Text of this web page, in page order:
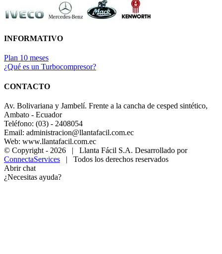
INFORMATIVO
Plan 10 meses
¿Qué es un Turbocompresor?
CONTACTO
Av. Bolivariana y Jambelí. Frente a la cancha de cesped sintético,
Ambato - Ecuador
Teléfono: (03) - 2408054
Email: administracion@llantafacil.com.ec
Web: www.llantafacil.com.ec
© Copyright - 2026 | Llanta Fácil S.A. Desarrollado por
ConnectaServices | Todos los derechos reservados
Abrir chat
¿Necesitas ayuda?